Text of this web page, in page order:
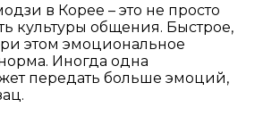
в Корее – это не просто
культуры общения. Быстрое,
этом эмоциональное
Иногда одна
передать больше эмоций,